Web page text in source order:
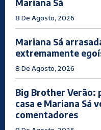
Mariana Sá
8 De Agosto, 2026
Mariana Sá
extremamente
8 De Agosto, 2026
Big Brother Verão:
casa e Mariana Sá
comentadores